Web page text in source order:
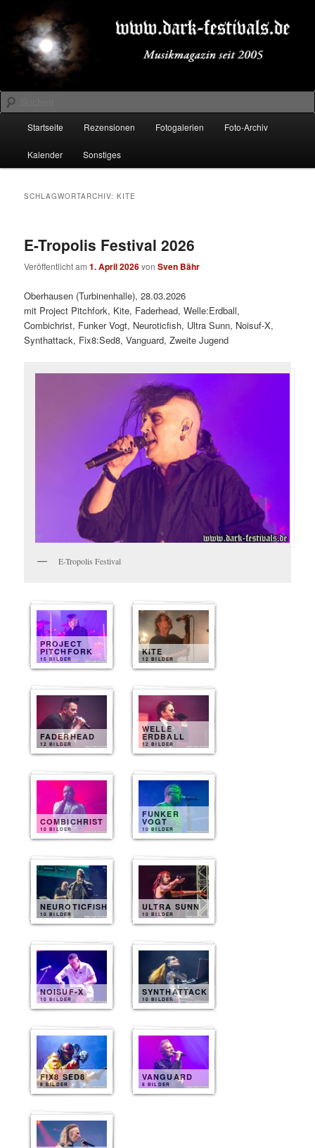
primären
Inhalt
springen
sekundären
Inhalt
springenDARK-FESTIVALS.DE
Suchen
Startseite Rezensionen Fotogalerien Foto-Archiv
Kalender Sonstiges
SCHLAGWORTARCHIV:KITE
E-Tropolis Festival 2026
Veröffentlicht am1. April 2026vonSven Bähr
Oberhausen (Turbinenhalle), 28.03.2026
mit Project Pitchfork, Kite, Faderhead, Welle:Erdball,
Combichrist, Funker Vogt, Neuroticfish, Ultra Sunn, Noisuf-X,
Synthattack, Fix8:Sed8, Vanguard, Zweite Jugend
E-Tropolis Festival
PROJECT
PITCHFORK
15 BILDER
KITE
12 BILDER
FADERHEAD
12 BILDER
WELLE
ERDBALL
12 BILDER
COMBICHRIST
10 BILDER
FUNKER
VOGT
10 BILDER
NEUROTICFISH
10 BILDER
ULTRA SUNN
10 BILDER
NOISUF-X
10 BILDER
SYNTHATTACK
10 BILDER
FIX8 SED8
8 BILDER
VANGUARD
8 BILDER